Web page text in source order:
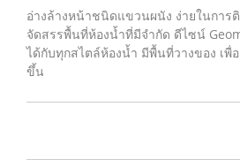
อ่างล้างหน้าชนิดแขวนผนัง ง่ายในการ
จัดสรรพื้นที่ห้องน้ำที่มีจำกัด ดีไซน์
ได้กับทุกสไตล์ห้องน้ำ มีพื้นที่วางของ เพื่
ขึ้น